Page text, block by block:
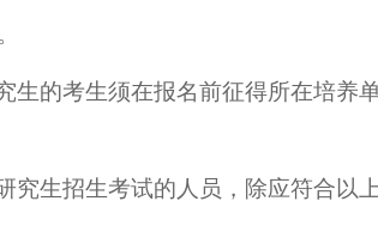
生的考生须在报名前征得所在培养
究生招生考试的人员，除应符合以